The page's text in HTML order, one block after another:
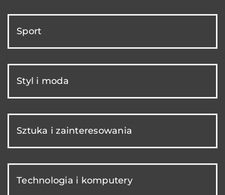
Sport
Styl i moda
Sztuka i zainteresowania
Technologia i komputery